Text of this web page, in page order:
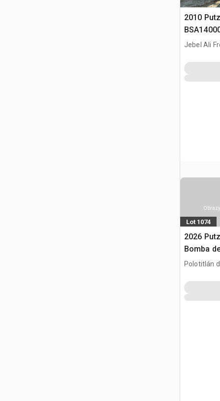
2010
Pompa
Jebel Ali
Lot 1074
2026
Bomba
Usar) /
Polotitlán